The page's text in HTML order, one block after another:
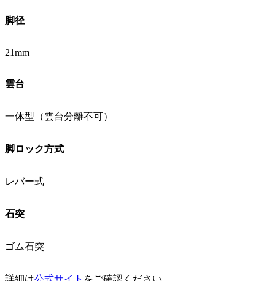
脚径
21mm
雲台
一体型（雲台分離不可）
脚ロック方式
レバー式
石突
ゴム石突